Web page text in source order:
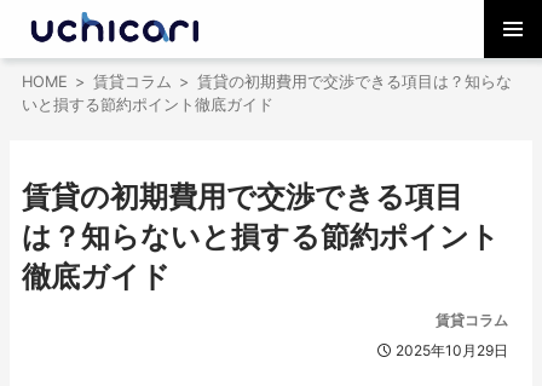
ニュー
ン
テ
ス
キ
ッ
プ
HOME 賃貸コラム
賃貸の初期費用で交渉できる項目は？知らな
いと損する節約ポイント徹底ガイド
賃貸の初期費用で交渉できる項目
は？知らないと損する節約ポイント
徹底ガイド
賃貸コラム
2025年10月29日